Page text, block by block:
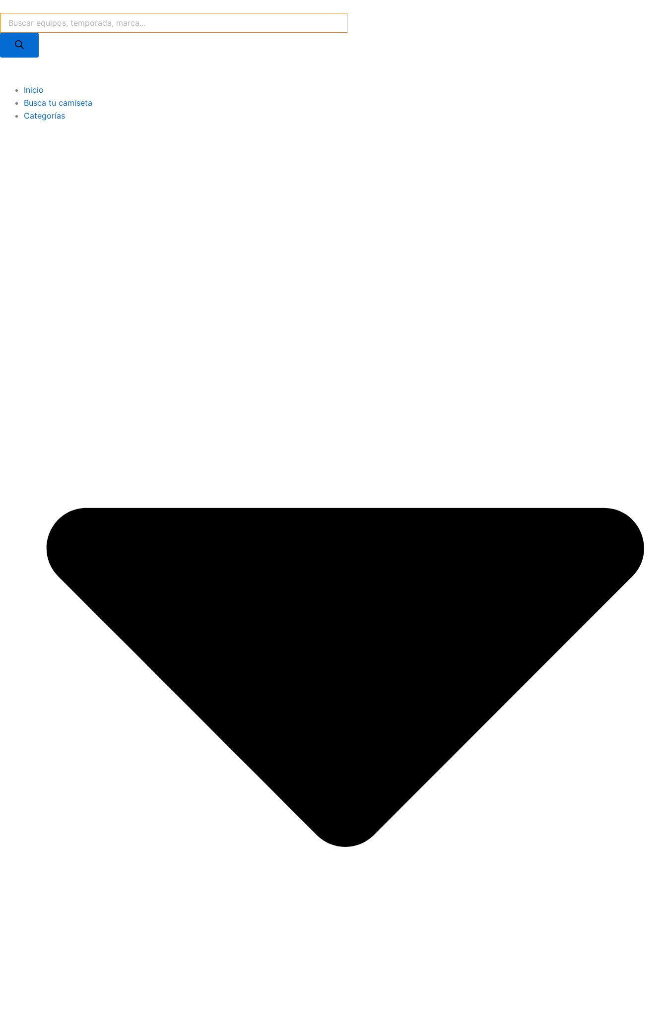
contenido
productos
Inicio
Busca tu camiseta
Categorías